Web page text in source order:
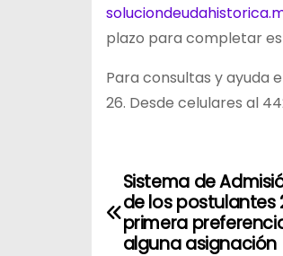
plazo para completar
Para consultas y ayuda
26. Desde celulares al
N
a
Sistema de
de los postulantes
primera
alguna asignación